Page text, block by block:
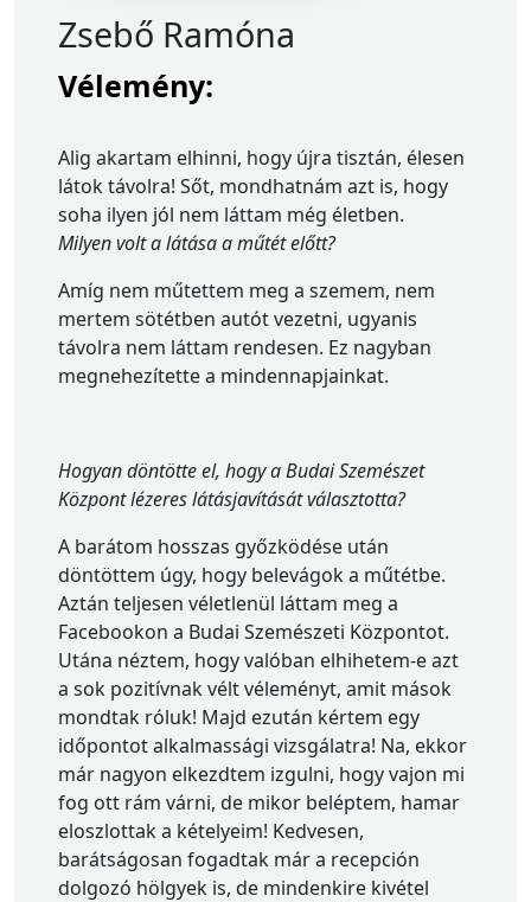
Zsebő Ramóna
Vélemény:
Alig akartam elhinni, hogy újra tisztán, élesen
látok távolra! Sőt, mondhatnám azt is, hogy
soha ilyen jól nem láttam még életben.
Milyen volt a látása a műtét előtt?
Amíg nem műtettem meg a szemem, nem
mertem sötétben autót vezetni, ugyanis
távolra nem láttam rendesen. Ez nagyban
megnehezítette a mindennapjainkat.
Hogyan döntötte el, hogy a Budai Szemészet
Központ lézeres látásjavítását választotta?
A barátom hosszas győzködése után
döntöttem úgy, hogy belevágok a műtétbe.
Aztán teljesen véletlenül láttam meg a
Facebookon a Budai Szemészeti Központot.
Utána néztem, hogy valóban elhihetem-e azt
a sok pozitívnak vélt véleményt, amit mások
mondtak róluk! Majd ezután kértem egy
időpontot alkalmassági vizsgálatra! Na, ekkor
már nagyon elkezdtem izgulni, hogy vajon mi
fog ott rám várni, de mikor beléptem, hamar
eloszlottak a kételyeim! Kedvesen,
barátságosan fogadtak már a recepción
dolgozó hölgyek is, de mindenkire kivétel